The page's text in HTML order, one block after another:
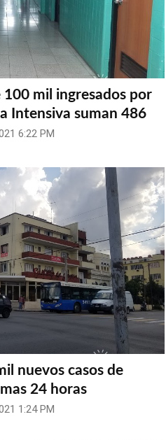
mil ingresados por
Intensiva suman 486
6:22 PM
nuevos casos de
24 horas
1:24 PM